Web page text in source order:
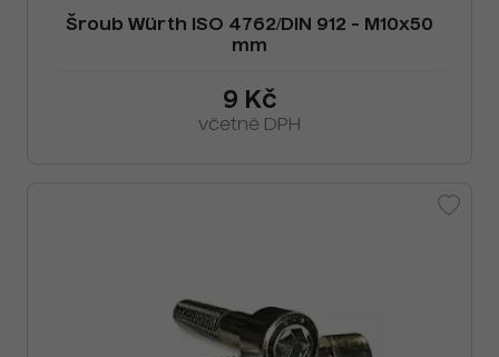
Šroub Würth ISO 4762/DIN 912 - M10x50
mm
9 Kč
včetně DPH